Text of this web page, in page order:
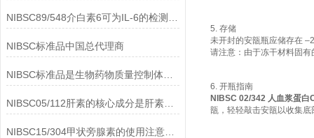
NIBSC标准品中国总代理商
NIBSC标准品是生物药物质量控制体系中的基础工具
NIBSC05/112肝素的核心成分是肝素钠(Heparin Sodium)
NIBSC15/304甲状旁腺素的使用注意事项
5. 存储
未开封的安瓿瓶应储存在
请注意：由于冻干材料固
6. 开瓶指南
NIBSC 02/342 人血浆蛋白
瓿，轻轻敲击安瓿以收集